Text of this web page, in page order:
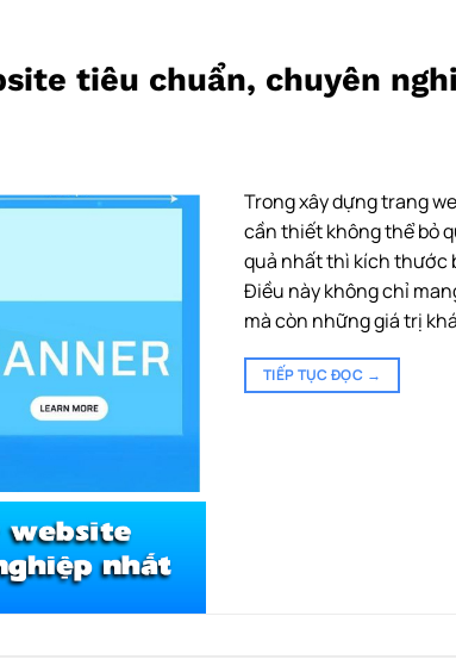
tiêu chuẩn, chuyên
Trong xây dựng trang
cần thiết không thể bỏ
quả nhất thì kích thước
Điều này không chỉ
mà còn những giá trị
TIẾP TỤC ĐỌC →